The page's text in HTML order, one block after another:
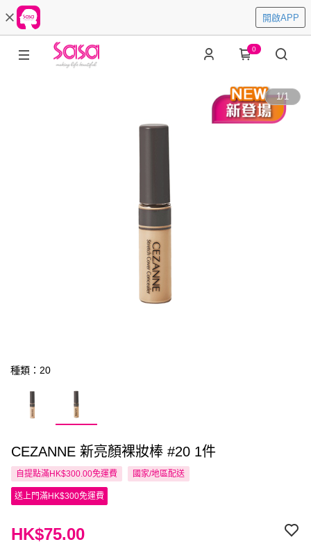
開啟APP
0
1/1
種類：20
CEZANNE 新亮顏裸妝棒 #20 1件
自提點滿HK$300.00免運費 國家/地區配送
送上門滿HK$300免運費
HK$75.00